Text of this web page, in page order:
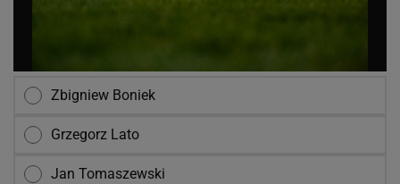
Zbigniew Boniek
Grzegorz Lato
Jan Tomaszewski